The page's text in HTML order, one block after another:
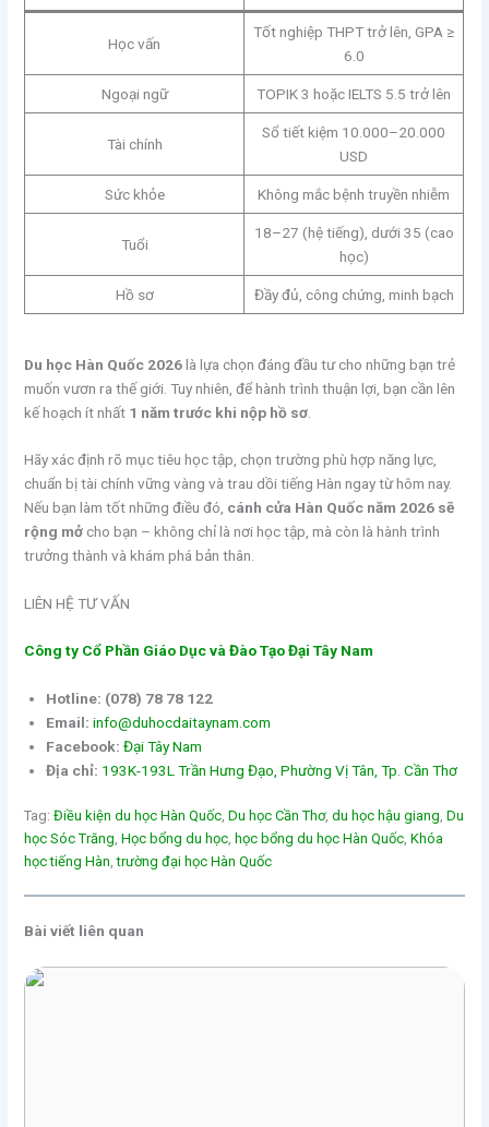
Học vấn
Tốt nghiệp THPT trở lên, GPA ≥
6.0
Ngoại ngữ TOPIK 3 hoặc IELTS 5.5 trở lên
Tài chính
Sổ tiết kiệm 10.000–20.000
USD
Sức khỏe Không mắc bệnh truyền nhiễm
Tuổi
18–27 (hệ tiếng), dưới 35 (cao
học)
Hồ sơ Đầy đủ, công chứng, minh bạch
Du học Hàn Quốc 2026là lựa chọn đáng đầu tư cho những bạn trẻ
muốn vươn ra thế giới. Tuy nhiên, để hành trình thuận lợi, bạn cần lên
kế hoạch ít nhất 1 năm trước khi nộp hồ sơ
Hãy xác định rõ mục tiêu học tập, chọn trường phù hợp năng lực,
chuẩn bị tài chính vững vàng và trau dồi tiếng Hàn ngay từ hôm nay.
Nếu bạn làm tốt những điều đó, cánh cửa Hàn Quốc năm 2026 sẽ
rộng mở cho bạn – không chỉ là nơi học tập, mà còn là hành trình
trưởng thành và khám phá bản thân.
LIÊN HỆ TƯ VẤN
Công ty Cổ Phần Giáo Dục và Đào Tạo Đại Tây Nam
Hotline: (078) 78 78 122
Email: info@duhocdaitaynam.com
Facebook: Đại Tây Nam
Địa chỉ: 193K-193L Trần Hưng Đạo, Phường Vị Tân, Tp. Cần Thơ
Tag:Điều kiện du học Hàn Quốc, Du học Cần Thơ, du học hậu giang, Du
học Sóc Trăng, Học bổng du học, học bổng du học Hàn Quốc, Khóa
học tiếng Hàn, trường đại học Hàn Quốc
Bài viết liên quan